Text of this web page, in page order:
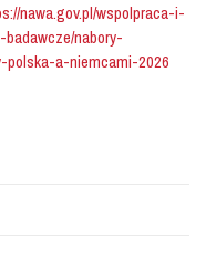
nawa.gov.pl/wspolpraca-i-
nabory-
polska-a-niemcami-2026